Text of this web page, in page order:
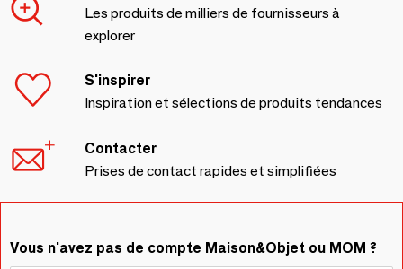
Les produits de milliers de fournisseurs à
explorer
S'inspirer
Inspiration et sélections de produits tendances
Contacter
Prises de contact rapides et simplifiées
Vous n'avez pas de compte Maison&Objet ou MOM ?